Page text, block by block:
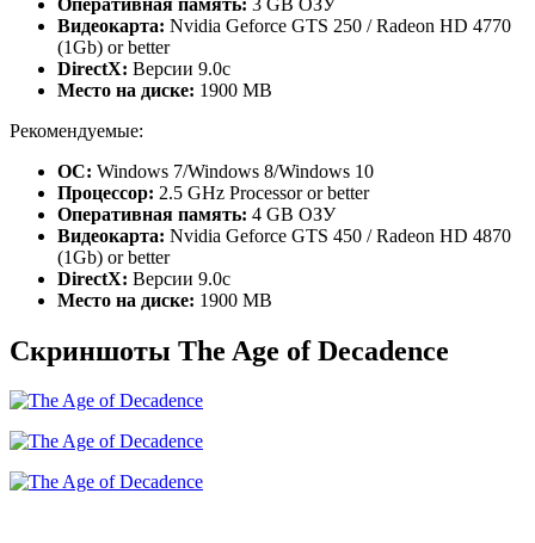
Видеокарта: Nvidia Geforce GTS 250 / Radeon HD 4770
(1Gb) or better
DirectX: Версии 9.0c
Место на диске: 1900 MB
Рекомендуемые:
ОС: Windows 7/Windows 8/Windows 10
Процессор: 2.5 GHz Processor or better
Оперативная память: 4 GB ОЗУ
Видеокарта: Nvidia Geforce GTS 450 / Radeon HD 4870
(1Gb) or better
DirectX: Версии 9.0c
Место на диске: 1900 MB
Скриншоты The Age of Decadence